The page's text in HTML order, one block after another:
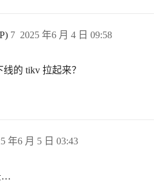
2025 年6 月 4 日 09:58
7
的 tikv 拉起来？
年6 月 5 日 03:43
…